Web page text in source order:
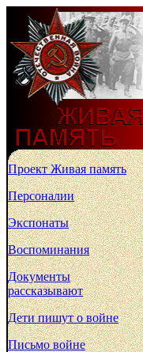
Проект Живая память
Персоналии
Экспонаты
Воспоминания
Документы
рассказывают
Дети пишут о войне
Письмо войне